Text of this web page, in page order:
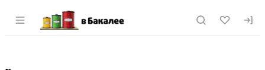
Раздел навигации по сайту vbakalee.ru